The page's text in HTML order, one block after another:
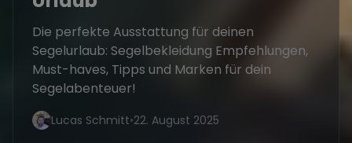
Die perfekte Ausstattung für deinen
Segelurlaub: Segelbekleidung Empfehlungen,
Must-haves, Tipps und Marken für dein
Segelabenteuer!
Lucas Schmitt•22. August 2025